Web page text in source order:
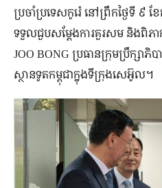
ប្រចាំប្រទេសកូរ៉េ នៅព្រឹកថ្ងៃទី ៩ ខែ
ទទួលជួបសម្តែងការគួរសម និងពិភា
JOO BONG ប្រធានក្រុមប្រឹក្សា
ស្ថានទូតកម្ពុជាក្នុងទីក្រុងសេអ៊ូល។